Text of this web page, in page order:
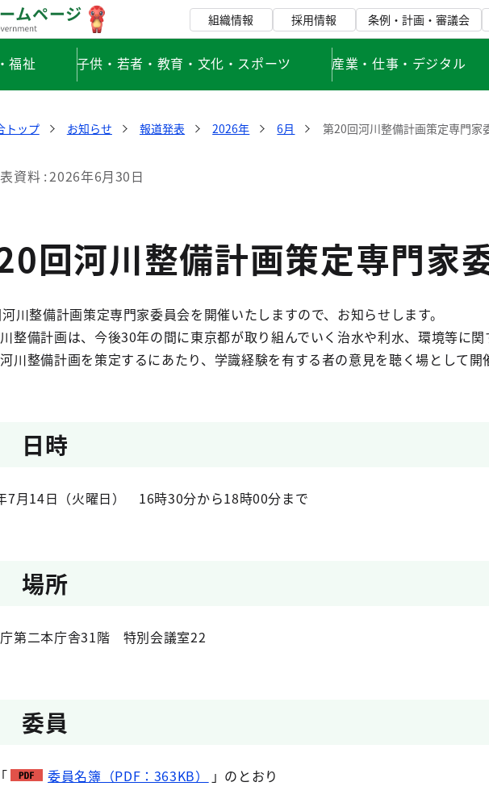
組織情報 採用情報 条例・計画・審議会
福祉 子供・若者・教育・文化・スポーツ 産業・仕事・デジタル
トップ お知らせ 報道発表 2026年 6月 第20回河川整備計画策定専門家
資料 2026年6月30日
回河川整備計画策定専門家
川整備計画策定専門家委員会を開催いたしますので、お知らせします。
整備計画は、今後30年の間に東京都が取り組んでいく治水や利水、環境等に
川整備計画を策定するにあたり、学識経験を有する者の意見を聴く場として開
日時
7月14日（火曜日） 16時30分から18時00分まで
場所
第二本庁舎31階 特別会議室22
委員
委員名簿（PDF：363KB） 」のとおり